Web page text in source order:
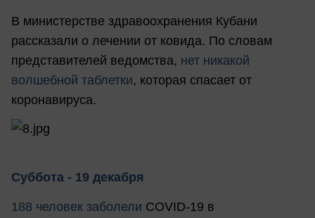
В министерстве здравоохранения Кубани
рассказали о лечении от ковида. По словам
представителей ведомства, нет никакой
волшебной таблетки, которая спасает от
коронавируса.
Суббота - 19 декабря
188 человек заболели COVID-19 в